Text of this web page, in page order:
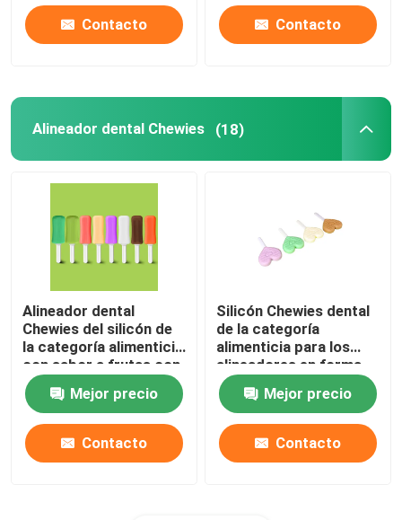
Equipo ortodóntico del cuidado
Bandejas dentales de las impresiones
Equipo de pulido dental
Cera dental ortodóntica
Piezas del eyector de la saliva
Materiales consumibles dentales
Contacto Contacto
Alineador dental Chewies (18)
Alineador dental
Chewies del silicón de
la categoría alimenticia
con sabor a frutas con
la manija
Mejor precio
Contacto
Silicón Chewies dental
de la categoría
alimenticia para los
alineadores en forma
de corazón con la
manija Mejor precio
Contacto